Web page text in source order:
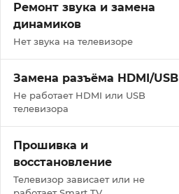
Ремонт звука и замена
динамиков
Нет звука на телевизоре
Замена разъёма HDMI/USB
Не работает HDMI или USB
телевизора
Прошивка и
восстановление
Телевизор зависает или не